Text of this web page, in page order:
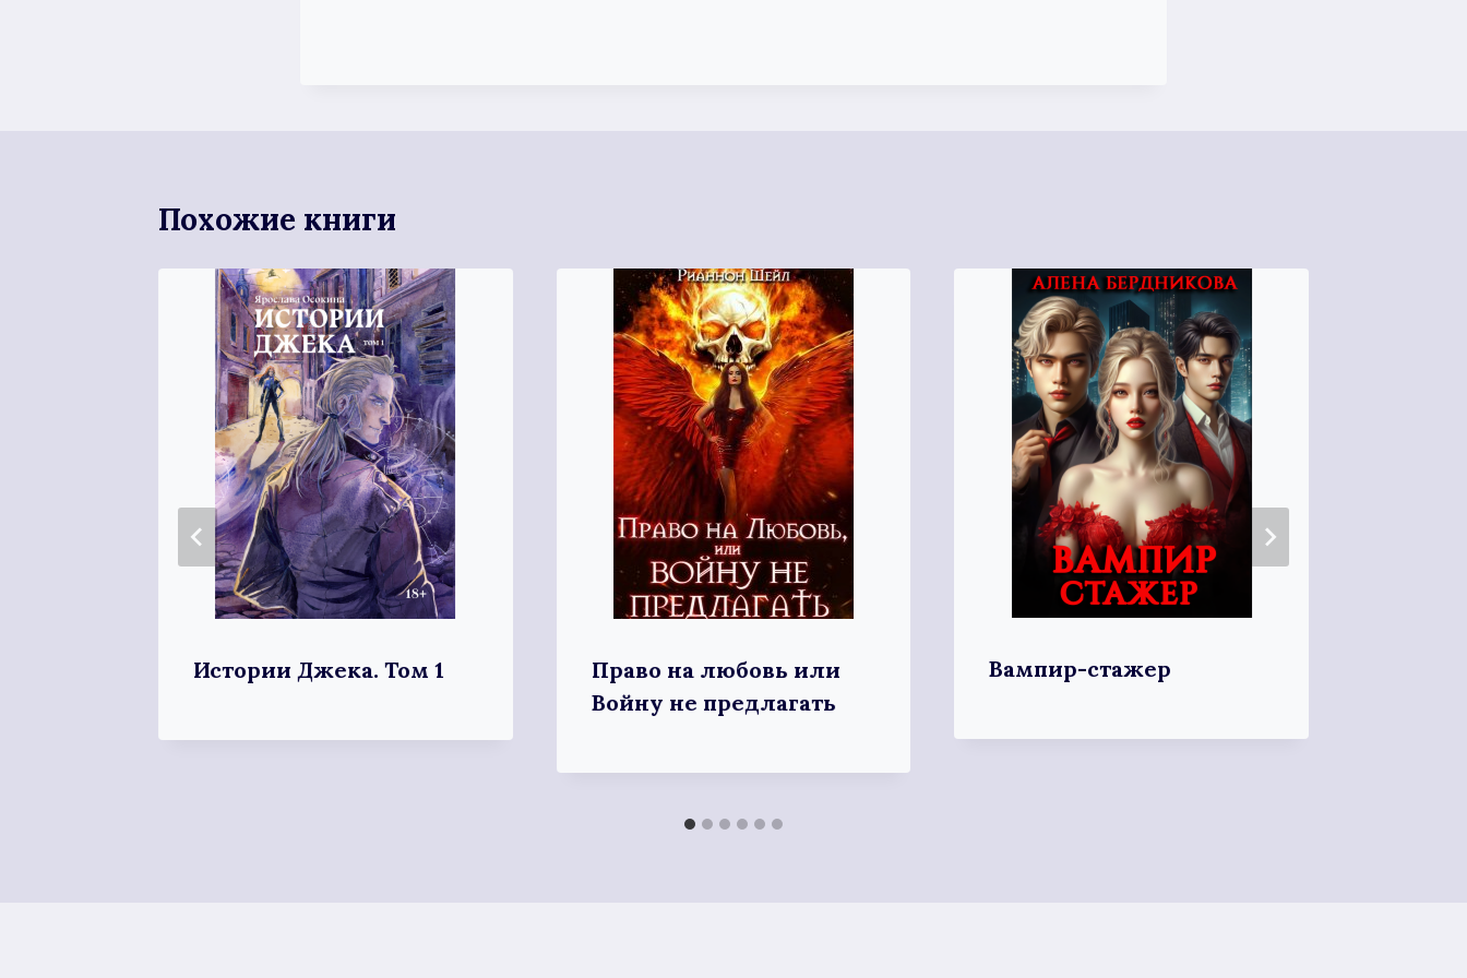
Похожие книги
Истории Джека. Том 1
Право на любовь или
Войну не предлагать
Вампир-стажер